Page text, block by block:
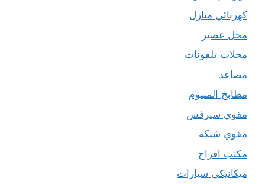
كهربائي منازل
محل عصير
محلات تلفونات
مصاعد
مطابخ المنيوم
مقوي سيرفس
مقوي شبكة
مكتب افراح
ميكانيكي سيارات